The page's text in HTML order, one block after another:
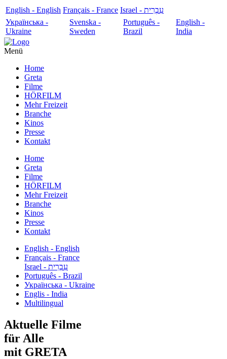
English - English Français - France
עִבְרִית - Israel
Українська -
Ukraine
Svenska -
Sweden
Português -
Brazil
English -
India
Menü
Home
Greta
Filme
HÖRFILM
Mehr Freizeit
Branche
Kinos
Presse
Kontakt
Home
Greta
Filme
HÖRFILM
Mehr Freizeit
Branche
Kinos
Presse
Kontakt
English - English
Français - France
עִבְרִית - Israel
Português - Brazil
Українська - Ukraine
Englis - India
Multilingual
Aktuelle Filme
für Alle
mit GRETA